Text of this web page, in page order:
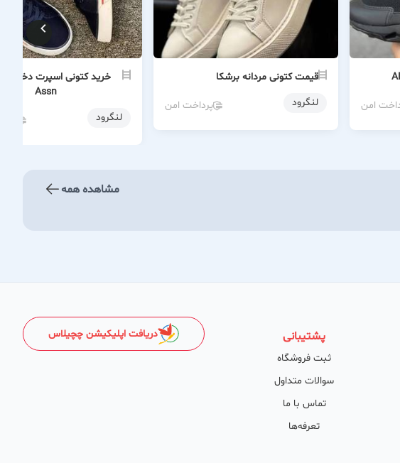
امن
قیمت کتونی مردانه برشکا
لنگرود
پرداخت امن
Assn
لنگرود
مشاهده همه
پشتیبانی
ثبت فروشگاه
سوالات متداول
تماس با ما
تعرفه‌ها
دریافت اپلیکیشن چچیلاس